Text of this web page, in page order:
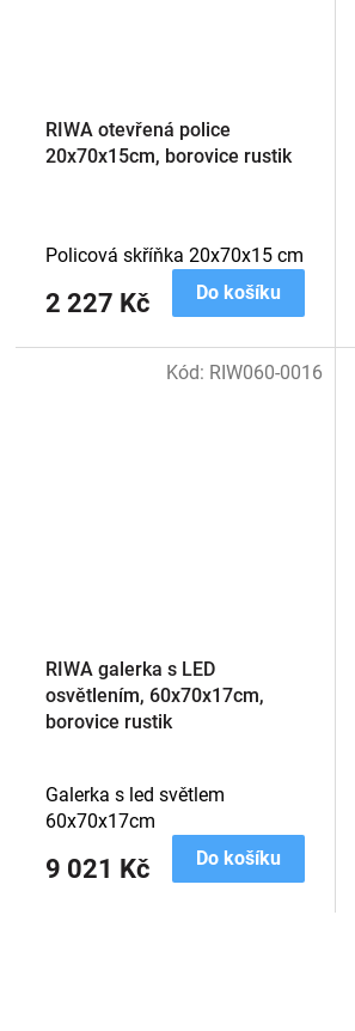
RIWA otevřená police
20x70x15cm, borovice rustik
2 227 Kč Do košíku
Policová skříňka 20x70x15 cm
RIWA galerka s LED
osvětlením, 60x70x17cm,
borovice rustik
9 021 Kč Do košíku
Galerka s led světlem
60x70x17cm
Kód: RIW060-0016